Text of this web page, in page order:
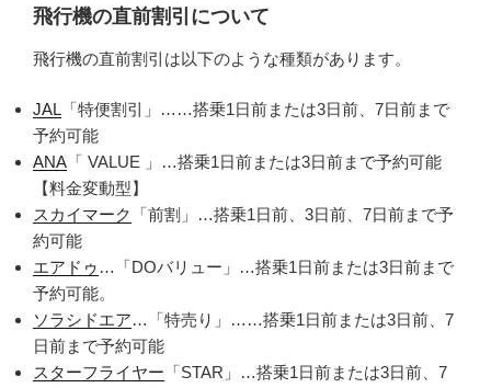
飛行機の直前割引について
飛行機の直前割引は以下のような種類があります。
JAL 「特便割引」……搭乗1日前または3日前、7日前まで
予約可能
ANA 「 VALUE 」…搭乗1日前または3日前まで予約可能
【料金変動型】
スカイマーク
「前割」…搭乗1日前、3日前、7日前まで予
約可能
エアドゥ …「DOバリュー」…搭乗1日前または3日前まで
予約可能。
ソラシドエア…「特売り」……搭乗1日前または3日前、7
日前まで予約可能
スターフライヤー 「STAR」…搭乗1日前または3日前、7